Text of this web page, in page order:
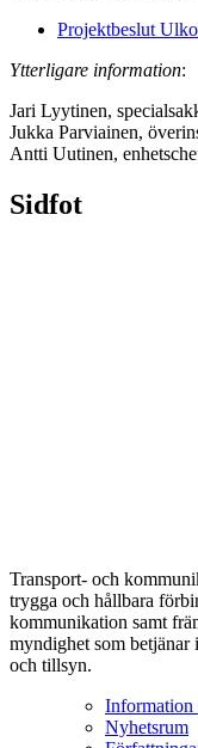
Projektbeslut
Ytterligare information:
Jari Lyytinen,
Jukka Parviainen,
Antti Uutinen,
Sidfot
Transport- och
trygga och hållbara
kommunikation samt
myndighet som betjänar
och tillsyn.
Information
Nyhetsrum